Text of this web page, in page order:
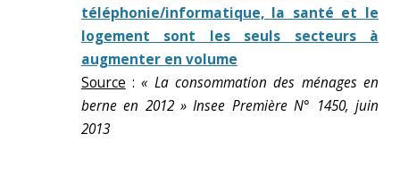
téléphonie/informatique, la santé et le
logement sont les seuls secteurs à
augmenter en volume
Source :« La consommation des ménages en
berne en 2012 » Insee Première N° 1450, juin
2013